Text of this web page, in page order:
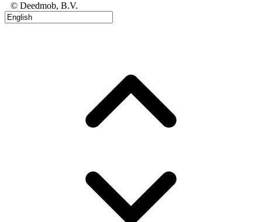
© Deedmob, B.V.